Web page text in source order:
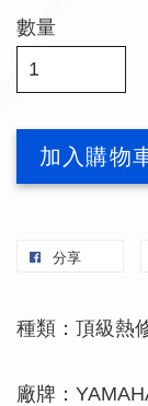
數量
加入購物
分享
種類：頂級熱
廠牌：